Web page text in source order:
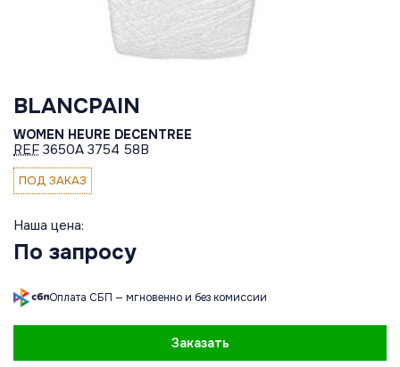
BLANCPAIN
WOMEN HEURE DECENTREE
REF 3650A 3754 58B
ПОД ЗАКАЗ
Наша цена:
По запросу
Оплата СБП — мгновенно и без комиссии
Заказать